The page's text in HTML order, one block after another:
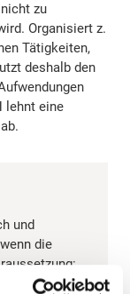
zu
Organisiert z.
Tätigkeiten,
deshalb den
lehnt eine
und
die